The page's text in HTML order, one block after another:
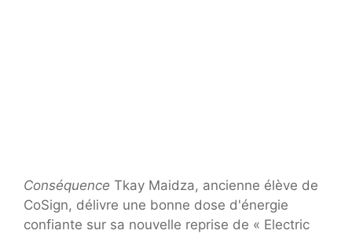
Conséquence Tkay Maidza, ancienne élève de
CoSign, délivre une bonne dose d'énergie
confiante sur sa nouvelle reprise de « Electric